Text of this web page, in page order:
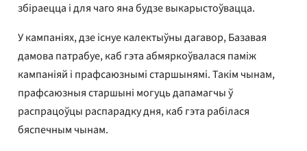
збіраецца і для чаго яна будзе выкарыстоўвацца.
У кампаніях, дзе існуе калектыўны дагавор, Базавая
дамова патрабуе, каб гэта абмяркоўвалася паміж
кампаніяй і прафсаюзнымі старшынямі. Такім чынам,
прафсаюзныя старшыні могуць дапамагчы ў
распрацоўцы распарадку дня, каб гэта рабілася
бяспечным чынам.